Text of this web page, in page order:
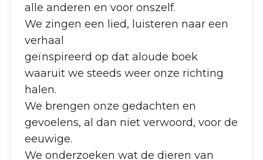
alle anderen en voor onszelf.
We zingen een lied, luisteren naar een
verhaal
geïnspireerd op dat aloude boek
waaruit we steeds weer onze richting
halen.
We brengen onze gedachten en
gevoelens, al dan niet verwoord, voor de
eeuwige.
We onderzoeken wat de dieren van